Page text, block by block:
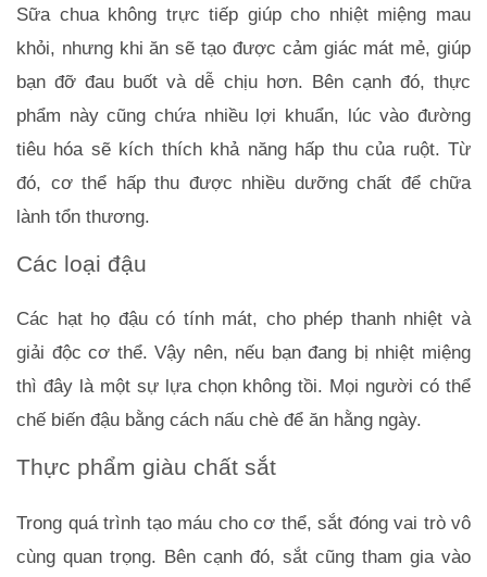
Sữa chua không trực tiếp giúp cho nhiệt miệng mau
khỏi, nhưng khi ăn sẽ tạo được cảm giác mát mẻ, giúp
bạn đỡ đau buốt và dễ chịu hơn. Bên cạnh đó, thực
phẩm này cũng chứa nhiều lợi khuẩn, lúc vào đường
tiêu hóa sẽ kích thích khả năng hấp thu của ruột. Từ
đó, cơ thể hấp thu được nhiều dưỡng chất để chữa
lành tổn thương.
Các loại đậu
Các hạt họ đậu có tính mát, cho phép thanh nhiệt và
giải độc cơ thể. Vậy nên, nếu bạn đang bị nhiệt miệng
thì đây là một sự lựa chọn không tồi. Mọi người có thể
chế biến đậu bằng cách nấu chè để ăn hằng ngày.
Thực phẩm giàu chất sắt
Trong quá trình tạo máu cho cơ thể, sắt đóng vai trò vô
cùng quan trọng. Bên cạnh đó, sắt cũng tham gia vào